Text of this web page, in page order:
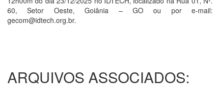
60, Setor Oeste, Goiânia – GO ou por e-mail:
gecom@idtech.org.br.
ARQUIVOS ASSOCIADOS: